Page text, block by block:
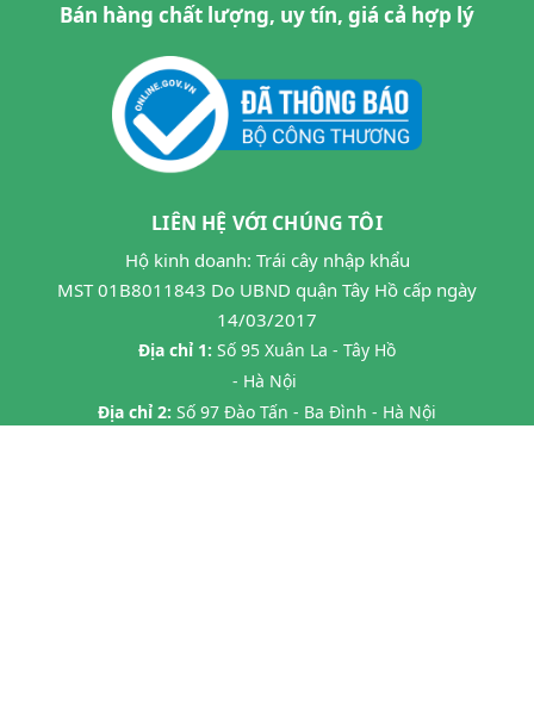
Bán hàng chất lượng, uy tín, giá cả hợp lý
LIÊN HỆ VỚI CHÚNG TÔI
Hộ kinh doanh: Trái cây nhập khẩu
MST 01B8011843 Do UBND quận Tây Hồ cấp ngày
14/03/2017
Địa chỉ 1: Số 95 Xuân La - Tây Hồ
- Hà Nội
Địa chỉ 2: Số 97 Đào Tấn - Ba Đình - Hà Nội